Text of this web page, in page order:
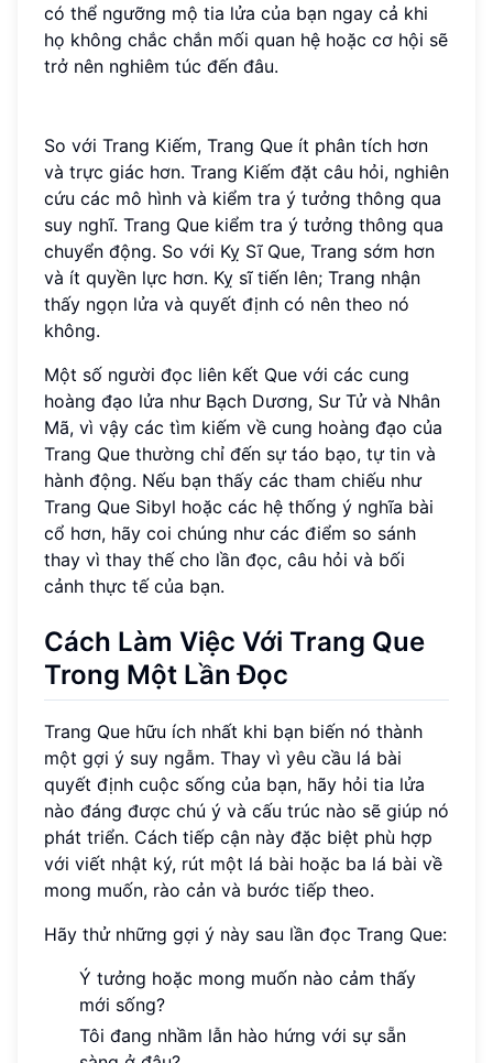
có thể ngưỡng mộ tia lửa của bạn ngay cả khi
họ không chắc chắn mối quan hệ hoặc cơ hội sẽ
trở nên nghiêm túc đến đâu.
So với Trang Kiếm, Trang Que ít phân tích hơn
và trực giác hơn. Trang Kiếm đặt câu hỏi, nghiên
cứu các mô hình và kiểm tra ý tưởng thông qua
suy nghĩ. Trang Que kiểm tra ý tưởng thông qua
chuyển động. So với Kỵ Sĩ Que, Trang sớm hơn
và ít quyền lực hơn. Kỵ sĩ tiến lên; Trang nhận
thấy ngọn lửa và quyết định có nên theo nó
không.
Một số người đọc liên kết Que với các cung
hoàng đạo lửa như Bạch Dương, Sư Tử và Nhân
Mã, vì vậy các tìm kiếm về cung hoàng đạo của
Trang Que thường chỉ đến sự táo bạo, tự tin và
hành động. Nếu bạn thấy các tham chiếu như
Trang Que Sibyl hoặc các hệ thống ý nghĩa bài
cổ hơn, hãy coi chúng như các điểm so sánh
thay vì thay thế cho lần đọc, câu hỏi và bối
cảnh thực tế của bạn.
Cách Làm Việc Với Trang Que
Trong Một Lần Đọc
Trang Que hữu ích nhất khi bạn biến nó thành
một gợi ý suy ngẫm. Thay vì yêu cầu lá bài
quyết định cuộc sống của bạn, hãy hỏi tia lửa
nào đáng được chú ý và cấu trúc nào sẽ giúp nó
phát triển. Cách tiếp cận này đặc biệt phù hợp
với viết nhật ký, rút một lá bài hoặc ba lá bài về
mong muốn, rào cản và bước tiếp theo.
Hãy thử những gợi ý này sau lần đọc Trang Que:
Ý tưởng hoặc mong muốn nào cảm thấy
mới sống?
Tôi đang nhầm lẫn hào hứng với sự sẵn